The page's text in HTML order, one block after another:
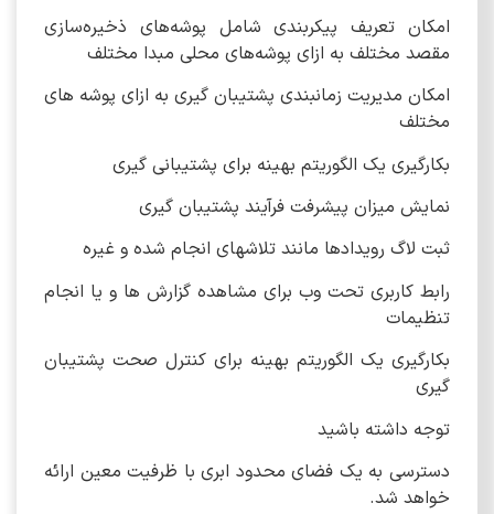
امکان تعریف پیکربندی شامل پوشه‌های ذخیره‌سازی
مقصد مختلف به ازای پوشه‌های محلی مبدا مختلف
امکان مدیریت زمانبندی پشتیبان گیری به ازای پوشه های
مختلف
بکارگیری یک الگوریتم بهینه برای پشتیبانی گیری
نمایش میزان پیشرفت فرآیند پشتیبان گیری
ثبت لاگ رویدادها مانند تلاشهای انجام شده و غیره
رابط کاربری تحت وب برای مشاهده گزارش ها و یا انجام
تنظیمات
بکارگیری یک الگوریتم بهینه برای کنترل صحت پشتیبان
گیری
توجه داشته باشید
دسترسی به یک فضای محدود ابری با ظرفیت معین ارائه
خواهد شد.